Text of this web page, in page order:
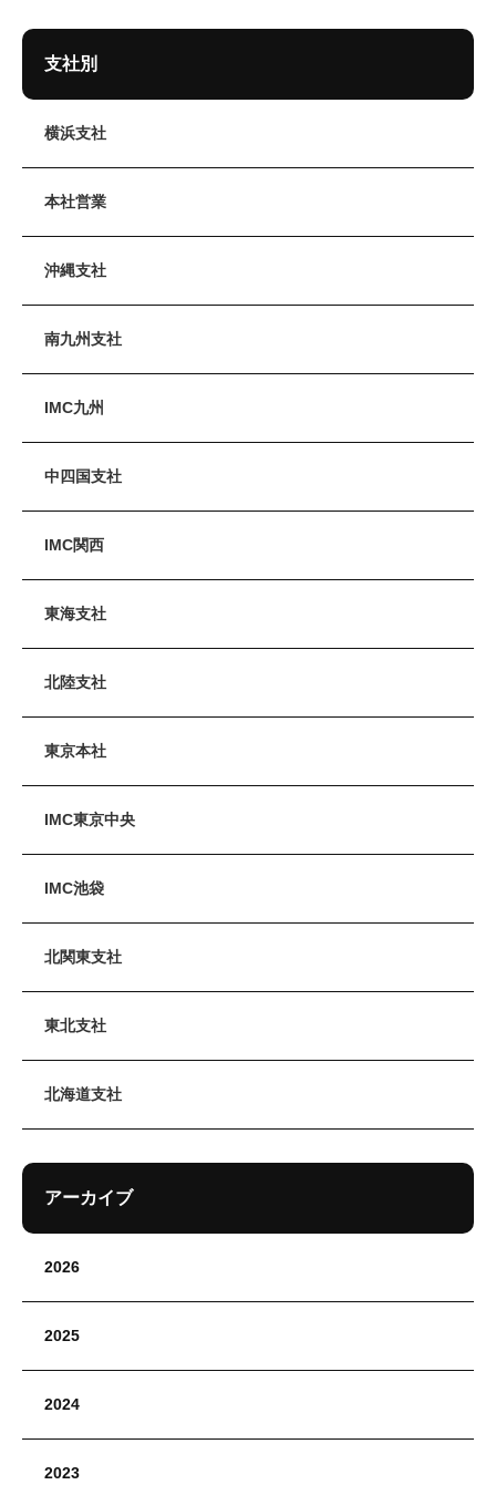
支社別
横浜支社
本社営業
沖縄支社
南九州支社
IMC九州
中四国支社
IMC関西
東海支社
北陸支社
東京本社
IMC東京中央
IMC池袋
北関東支社
東北支社
北海道支社
アーカイブ
2026
2025
2024
2023